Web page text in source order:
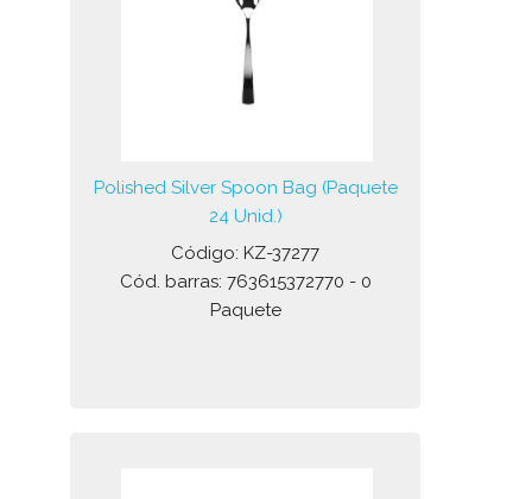
Polished Silver Spoon Bag (Paquete
24 Unid.)
Código: KZ-37277
Cód. barras: 763615372770 - 0
Paquete